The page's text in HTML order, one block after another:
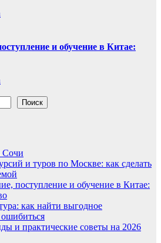
и обучение в Китае:
Поиск
Сочи
и туров по Москве: как сделать
поступление и обучение в Китае:
как найти выгодное
и практические советы на 2026